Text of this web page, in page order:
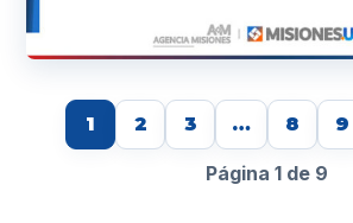
1 2 3 … 8 9
Página 1 de 9